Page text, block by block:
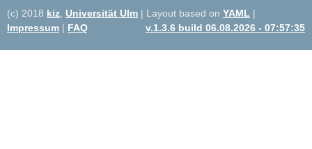
(c) 2018 kiz Universität Ulm | Layout based on YAML |
Impressum | FAQ v.1.3.6 build 06.08.2026 - 07:57:35